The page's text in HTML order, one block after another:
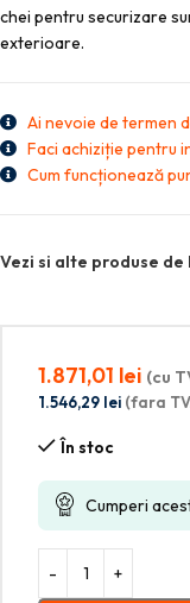
chei pentru securizare
exterioare.
Ai nevoie de termen
Faci achiziție pentru
Cum funcționează
Vezi si alte produse de
1.871,01 lei (cu
1.546,29 lei (fara
În stoc
Cumperi